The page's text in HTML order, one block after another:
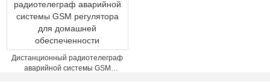
Дистанционный радиотелеграф
аварийной системы GSM